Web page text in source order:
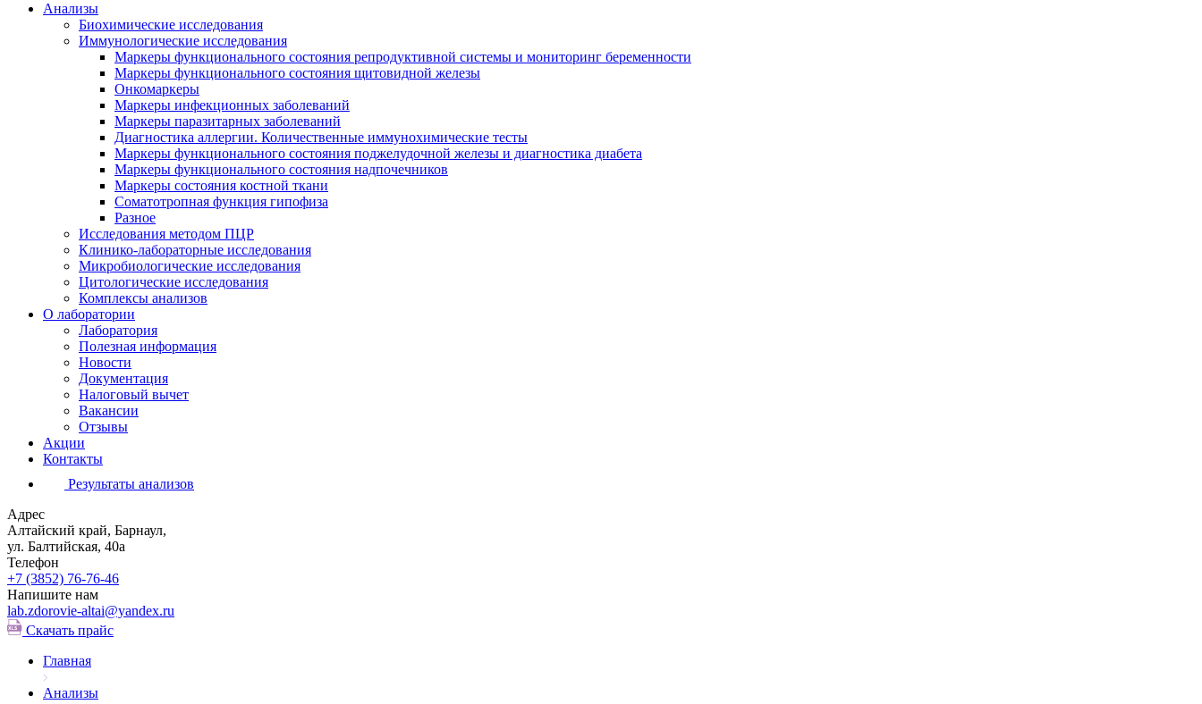
Анализы
Биохимические исследования
Иммунологические исследования
Маркеры функционального состояния репродуктивной системы и мониторинг беременности
Маркеры функционального состояния щитовидной железы
Онкомаркеры
Маркеры инфекционных заболеваний
Маркеры паразитарных заболеваний
Диагностика аллергии. Количественные иммунохимические тесты
Маркеры функционального состояния поджелудочной железы и диагностика диабета
Маркеры функционального состояния надпочечников
Маркеры состояния костной ткани
Соматотропная функция гипофиза
Разное
Исследования методом ПЦР
Клинико-лабораторные исследования
Микробиологические исследования
Цитологические исследования
Комплексы анализов
О лаборатории
Лаборатория
Полезная информация
Новости
Документация
Налоговый вычет
Вакансии
Отзывы
Акции
Контакты
Результаты анализов
Адрес
Алтайский край, Барнаул,
ул. Балтийская, 40а
Телефон
+7 (3852) 76-76-46
Напишите нам
lab.zdorovie-altai@yandex.ru
Скачать прайс
Главная
Анализы